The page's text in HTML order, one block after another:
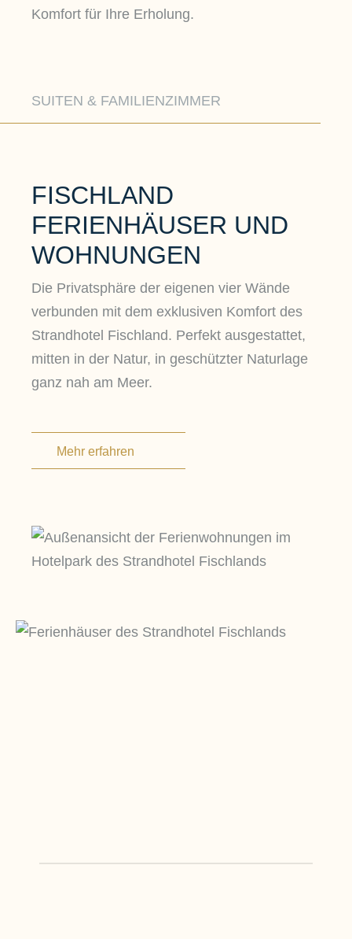
Komfort für Ihre Erholung.
SUITEN & FAMILIENZIMMER
MASTERSUITE
behaglicher Erholungswert, eine ideale
Ausgangsbasis für Ihren nachhaltig
FISCHLAND
FERIENHÄUSER UND
WOHNUNGEN
Die Privatsphäre der eigenen vier Wände
verbunden mit dem exklusiven Komfort des
Strandhotel Fischland. Perfekt ausgestattet,
mitten in der Natur, in geschützter Naturlage
ganz nah am Meer.
Mehr erfahren